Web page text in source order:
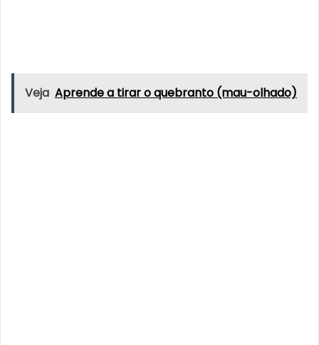
Veja Aprende a tirar o quebranto (mau-olhado)